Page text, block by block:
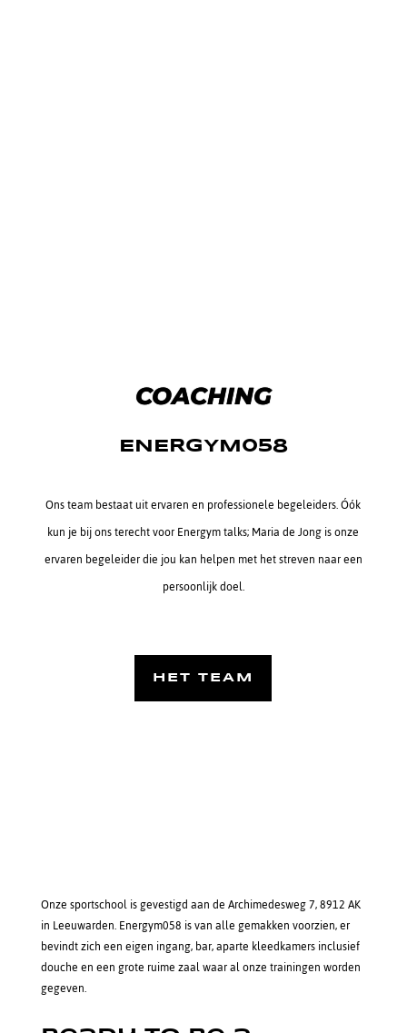
COACHING
ENERGYM058
Ons team bestaat uit ervaren en professionele begeleiders. Óók
kun je bij ons terecht voor Energym talks; Maria de Jong is onze
ervaren begeleider die jou kan helpen met het streven naar een
persoonlijk doel.
HET TEAM
Onze sportschool is gevestigd aan de Archimedesweg 7, 8912 AK
in Leeuwarden. Energym058 is van alle gemakken voorzien, er
bevindt zich een eigen ingang, bar, aparte kleedkamers inclusief
douche en een grote ruime zaal waar al onze trainingen worden
gegeven.